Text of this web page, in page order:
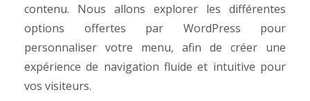
contenu. Nous allons explorer les différentes
options offertes par WordPress pour
personnaliser votre menu, afin de créer une
expérience de navigation fluide et intuitive pour
vos visiteurs.